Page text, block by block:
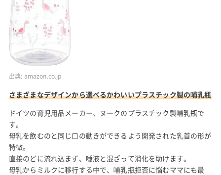
出典: amazon.co.jp
さまざまなデザインから選べるかわいいプラスチック製の哺乳瓶
ドイツの育児用品メーカー、ヌークのプラスチック製哺乳瓶で
す。
母乳を飲むのと同じ口の動きができるよう開発された乳首の形が
特徴。
直接のどに流れ込まず、唾液と混ざって消化を助けます。
母乳からミルクに移行する中で、哺乳瓶拒否に悩むママにも最